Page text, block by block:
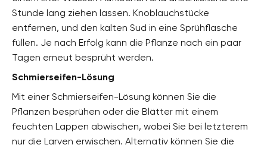
Stunde lang ziehen lassen. Knoblauchstücke
entfernen, und den kalten Sud in eine Sprühflasche
füllen. Je nach Erfolg kann die Pflanze nach ein paar
Tagen erneut besprüht werden.
Schmierseifen-Lösung
Mit einer Schmierseifen-Lösung können Sie die
Pflanzen besprühen oder die Blätter mit einem
feuchten Lappen abwischen, wobei Sie bei letzterem
nur die Larven erwischen. Alternativ können Sie die